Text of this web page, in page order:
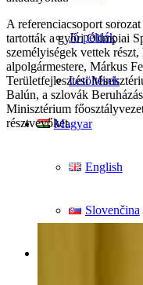
Jó példák
Letöltések
Magyar
English
Slovenčina
A referenciacsoport
tartották a győri Olimpiai
személyiségek vettek
alpolgármestere, Márkus
Területfejlesztési
Balún, a szlovák
Minisztérium
résztvevőket.